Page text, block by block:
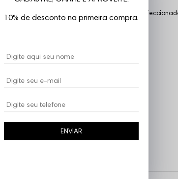
estampa em silk, costuras reforçadas,
10% de desconto na primeira compra.
ENVIAR